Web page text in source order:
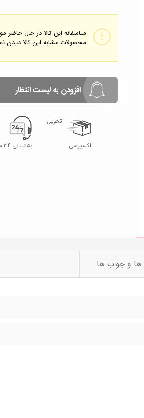
متاسفانه این کالا در حال
محصولات مشابه این کالا دیدن
افزودن به لیست انتظار
تحویل
اکسپرسی پشتیبانی ۲۴ ساعته
ها و جواب ها